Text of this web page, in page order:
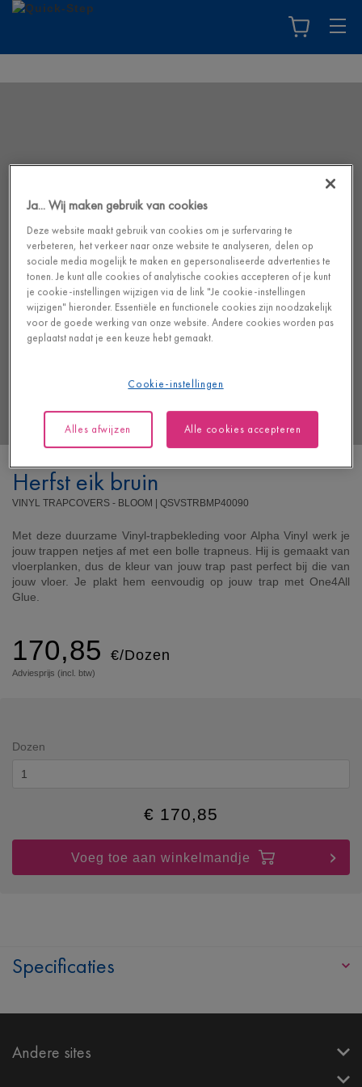
Herfst eik bruin
VINYL TRAPCOVERS - BLOOM | QSVSTRBMP40090
Met deze duurzame Vinyl-trapbekleding voor Alpha Vinyl werk je
jouw trappen netjes af met een bolle trapneus. Hij is gemaakt van
vloerplanken, dus de kleur van jouw trap past perfect bij die van
jouw vloer. Je plakt hem eenvoudig op jouw trap met One4All
Glue.
170,85 €/Dozen
Adviesprijs (incl. btw)
Dozen
€ 170,85
Voeg toe aan winkelmandje
Specificaties
Andere sites
Ja... Wij maken gebruik van cookies
Deze website maakt gebruik van cookies om je surfervaring te
verbeteren, het verkeer naar onze website te analyseren, delen op
sociale media mogelijk te maken en gepersonaliseerde advertenties te
tonen. Je kunt alle cookies of analytische cookies accepteren of je kunt
je cookie-instellingen wijzigen via de link "Je cookie-instellingen
wijzigen" hieronder. Essentiële en functionele cookies zijn noodzakelijk
voor de goede werking van onze website. Andere cookies worden pas
geplaatst nadat je een keuze hebt gemaakt.
Cookie-instellingen
Alles afwijzen Alle cookies accepteren